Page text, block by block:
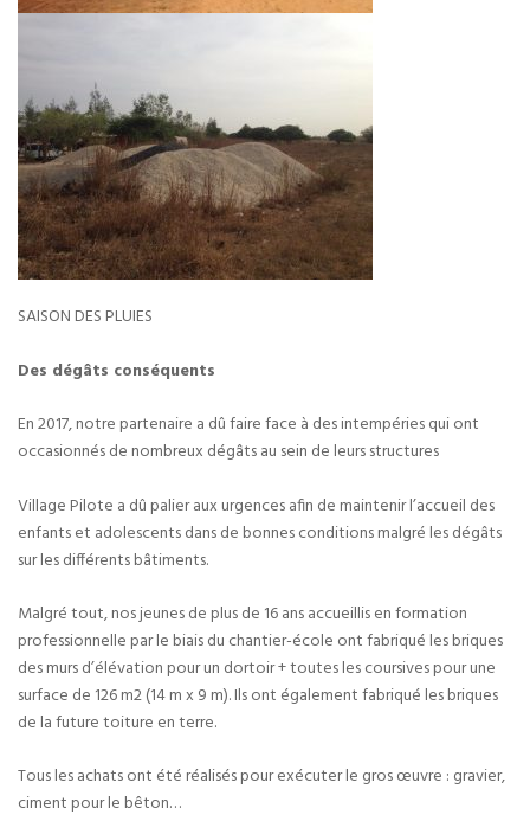
SAISON DES PLUIES
Des dégâts conséquents
En 2017, notre partenaire a dû faire face à des intempéries qui ont
occasionnés de nombreux dégâts au sein de leurs structures
Village Pilote a dû palier aux urgences afin de maintenir l’accueil des
enfants et adolescents dans de bonnes conditions malgré les dégâts
sur les différents bâtiments.
Malgré tout, nos jeunes de plus de 16 ans accueillis en formation
professionnelle par le biais du chantier-école ont fabriqué les briques
des murs d’élévation pour un dortoir + toutes les coursives pour une
surface de 126 m2 (14 m x 9 m). Ils ont également fabriqué les briques
de la future toiture en terre.
Tous les achats ont été réalisés pour exécuter le gros œuvre : gravier,
ciment pour le bêton…